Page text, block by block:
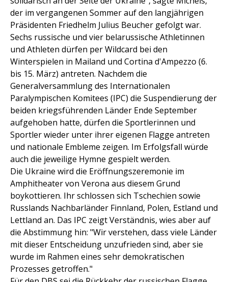
der im vergangenen Sommer auf den langjährigen
Präsidenten Friedhelm Julius Beucher gefolgt war.
Sechs russische und vier belarussische Athletinnen
und Athleten dürfen per Wildcard bei den
Winterspielen in Mailand und Cortina d'Ampezzo (6.
bis 15. März) antreten. Nachdem die
Generalversammlung des Internationalen
Paralympischen Komitees (IPC) die Suspendierung der
beiden kriegsführenden Länder Ende September
aufgehoben hatte, dürfen die Sportlerinnen und
Sportler wieder unter ihrer eigenen Flagge antreten
und nationale Embleme zeigen. Im Erfolgsfall würde
auch die jeweilige Hymne gespielt werden.
Die Ukraine wird die Eröffnungszeremonie im
Amphitheater von Verona aus diesem Grund
boykottieren. Ihr schlossen sich Tschechien sowie
Russlands Nachbarländer Finnland, Polen, Estland und
Lettland an. Das IPC zeigt Verständnis, wies aber auf
die Abstimmung hin: "Wir verstehen, dass viele Länder
mit dieser Entscheidung unzufrieden sind, aber sie
wurde im Rahmen eines sehr demokratischen
Prozesses getroffen."